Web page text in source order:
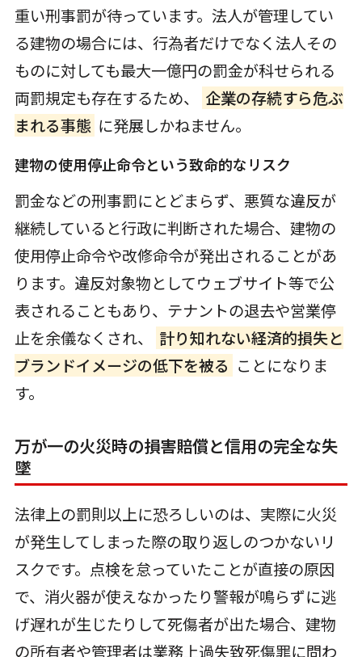
重い刑事罰が待っています。法人が管理してい
る建物の場合には、行為者だけでなく法人その
ものに対しても最大一億円の罰金が科せられる
両罰規定も存在するため、
企業の存続すら危ぶ
まれる事態 に発展しかねません。
建物の使用停止命令という致命的なリスク
罰金などの刑事罰にとどまらず、悪質な違反が
継続していると行政に判断された場合、建物の
使用停止命令や改修命令が発出されることがあ
ります。違反対象物としてウェブサイト等で公
表されることもあり、テナントの退去や営業停
止を余儀なくされ、
計り知れない経済的損失と
ブランドイメージの低下を被る ことになりま
す。
万が一の火災時の損害賠償と信用の完全な失
墜
法律上の罰則以上に恐ろしいのは、実際に火災
が発生してしまった際の取り返しのつかないリ
スクです。点検を怠っていたことが直接の原因
で、消火器が使えなかったり警報が鳴らずに逃
げ遅れが生じたりして死傷者が出た場合、建物
の所有者や管理者は業務上過失致死傷罪に問わ